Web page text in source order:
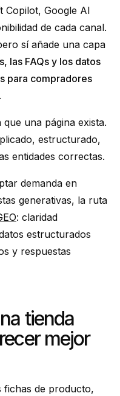
Copilot, Google AI
de cada canal.
sí añade una capa
las FAQs y los datos
para compradores
.
una página exista.
estructurado,
entidades correctas.
demanda en
generativas, la ruta
: claridad
estructurados
y respuestas
tienda
mejor
fichas de producto,